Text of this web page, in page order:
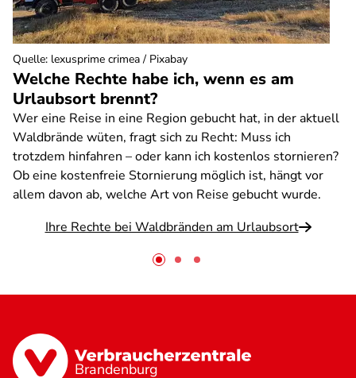
Welche Rechte habe ich, wenn es am
Urlaubsort brennt?
Wer eine Reise in eine Region gebucht hat, in der aktuell
Waldbrände wüten, fragt sich zu Recht: Muss ich
trotzdem hinfahren – oder kann ich kostenlos stornieren?
Ob eine kostenfreie Stornierung möglich ist, hängt vor
allem davon ab, welche Art von Reise gebucht wurde.
Ihre Rechte bei Waldbränden am Urlaubsort
Quelle: lexusprime crimea / Pixabay
Brandenburg